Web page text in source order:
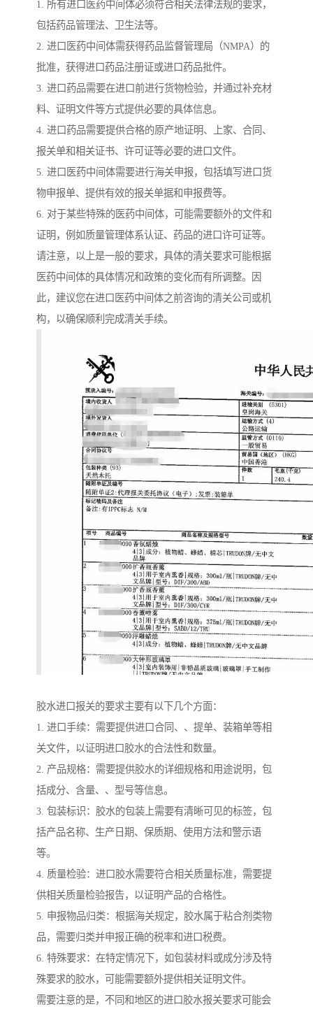
1. 所有进口医药中间体必须符合相关法律法规的要求，
包括药品管理法、卫生法等。
2. 进口医药中间体需获得药品监督管理局（NMPA）的
批准，获得进口药品注册证或进口药品批件。
3. 进口药品需要在进口前进行货物检验，并通过补充材
料、证明文件等方式提供必要的具体信息。
4. 进口药品需要提供合格的原产地证明、上家、合同、
报关单和相关证书、许可证等必要的进口文件。
5. 进口医药中间体需要进行海关申报，包括填写进口货
物申报单、提供有效的报关单据和申报费等。
6. 对于某些特殊的医药中间体，可能需要额外的文件和
证明，例如质量管理体系认证、药品的进口许可证等。
请注意，以上是一般的要求，具体的清关要求可能根据
医药中间体的具体情况和政策的变化而有所调整。因
此，建议您在进口医药中间体之前咨询的清关公司或机
构，以确保顺利完成清关手续。
胶水进口报关的要求主要有以下几个方面：
1. 进口手续：需要提供进口合同、、提单、装箱单等相
关文件，以证明进口胶水的合法性和数量。
2. 产品规格：需要提供胶水的详细规格和用途说明，包
括成分、含量、、型号等信息。
3. 包装标识：胶水的包装上需要有清晰可见的标签，包
括产品名称、生产日期、保质期、使用方法和警示语
等。
4. 质量检验：进口胶水需要符合相关质量标准，需要提
供相关质量检验报告，以证明产品的合格性。
5. 申报物品归类：根据海关规定，胶水属于粘合剂类物
品，需要归类并申报正确的税率和进口税费。
6. 特殊要求：在特定情况下，如包装材料或成分涉及特
殊要求的胶水，可能需要额外提供相关证明文件。
需要注意的是，不同和地区的进口胶水报关要求可能会